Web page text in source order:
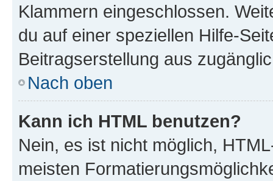
Klammern eingeschlossen.
du auf einer speziellen Hilfe-
Beitragserstellung aus
Nach oben
Kann ich HTML benutzen?
Nein, es ist nicht möglich,
meisten